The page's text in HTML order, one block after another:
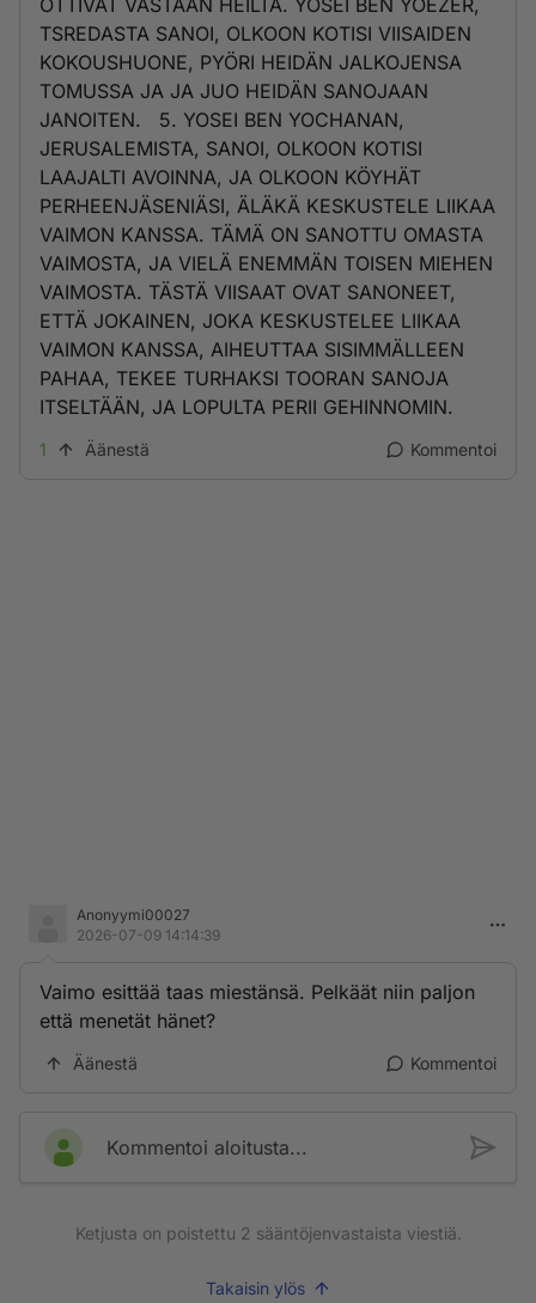
OTTIVAT VASTAAN HEILTÄ. YOSEI BEN YOEZER,
TSREDASTA SANOI, OLKOON KOTISI VIISAIDEN
KOKOUSHUONE, PYÖRI HEIDÄN JALKOJENSA
TOMUSSA JA JA JUO HEIDÄN SANOJAAN
JANOITEN. 5. YOSEI BEN YOCHANAN,
JERUSALEMISTA, SANOI, OLKOON KOTISI
LAAJALTI AVOINNA, JA OLKOON KÖYHÄT
PERHEENJÄSENIÄSI, ÄLÄKÄ KESKUSTELE LIIKAA
VAIMON KANSSA. TÄMÄ ON SANOTTU OMASTA
VAIMOSTA, JA VIELÄ ENEMMÄN TOISEN MIEHEN
VAIMOSTA. TÄSTÄ VIISAAT OVAT SANONEET,
ETTÄ JOKAINEN, JOKA KESKUSTELEE LIIKAA
VAIMON KANSSA, AIHEUTTAA SISIMMÄLLEEN
PAHAA, TEKEE TURHAKSI TOORAN SANOJA
ITSELTÄÄN, JA LOPULTA PERII GEHINNOMIN.
1 Äänestä Kommentoi
Anonyymi00027
2026-07-09 14:14:39
Vaimo esittää taas miestänsä. Pelkäät niin paljon
että menetät hänet?
Äänestä Kommentoi
Kommentoi aloitusta...
Ketjusta on poistettu 2 sääntöjenvastaista viestiä.
Takaisin ylös